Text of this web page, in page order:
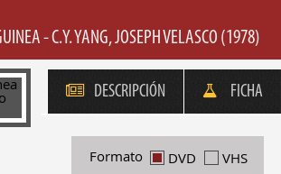
- C.Y. YANG, JOSEPH VELASCO (1978)
DESCRIPCIÓN FICHA
Formato DVD VHS